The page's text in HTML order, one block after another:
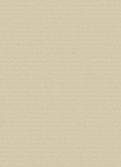
Deprecated:
deprecated in /
line213
Deprecated:
/home/users/
Deprecated:
in/home/users/